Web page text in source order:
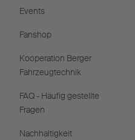
Events
Fanshop
Kooperation Berger
Fahrzeugtechnik
FAQ - Häufig gestellte
Fragen
Nachhaltigkeit